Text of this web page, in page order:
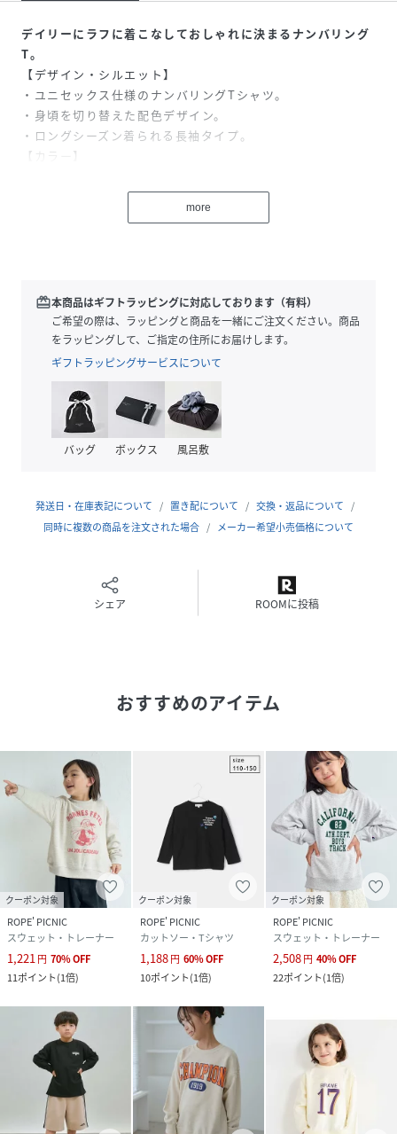
デイリーにラフに着こなしておしゃれに決まるナンバリング
T。
【デザイン・シルエット】
・ユニセックス仕様のナンバリングTシャツ。
・身頃を切り替えた配色デザイン。
・ロングシーズン着られる長袖タイプ。
【カラー】
のボーイッシュな2色を展開。
【スタイリングポイント】
・ボーイズはカーゴパンツやショートパンツ、イージーパン
ツなどに合わせるのが◎。
・ガールはアクティブなショートパンツやキュロットパンツ
合わせも一押し。
-----------------------------
裏地:なし
透け感:なし
季節:春・秋
-----------------------------
※モデル身長:112cm着用サイズ:120
35% ポリウレタン 3%｜カーキ（36）：（本
体） 綿 64% ポリエステル 36% （リブ部分） ポ
リエステル 62% 綿 35% ポリウレタン 3%
サイズ 110、120、130、140、150
クリーニング
チャコール（06）：手洗い・漂白、タンブル乾
燥、ドライクリーニング禁止
カーキ（36）：手洗い・漂白、タンブル乾燥、
ドライクリーニング禁止
品番
MN0196_GRM54050
GRM54050-06-333 MN0196
more
redeem本商品はギフトラッピングに対応しております（有料）
ご希望の際は、ラッピングと商品を一緒にご注文ください。商品
をラッピングして、ご指定の住所にお届けします。
ギフトラッピングサービスについて
バッグ ボックス 風呂敷
発送日・在庫表記について 置き配について
交換・返品について
同時に複数の商品を注文された場合
メーカー希望小売価格について
シェア ROOMに投稿
おすすめのアイテム
クーポン対象
ROPE' PICNIC
スウェット・トレーナー
1,221円 70%OFF
11ポイント(1倍)
クーポン対象
ROPE' PICNIC
カットソー・Tシャツ
1,188円 60%OFF
10ポイント(1倍)
クーポン対象
ROPE' PICNIC
スウェット・トレーナー
2,508円 40%OFF
22ポイント(1倍)